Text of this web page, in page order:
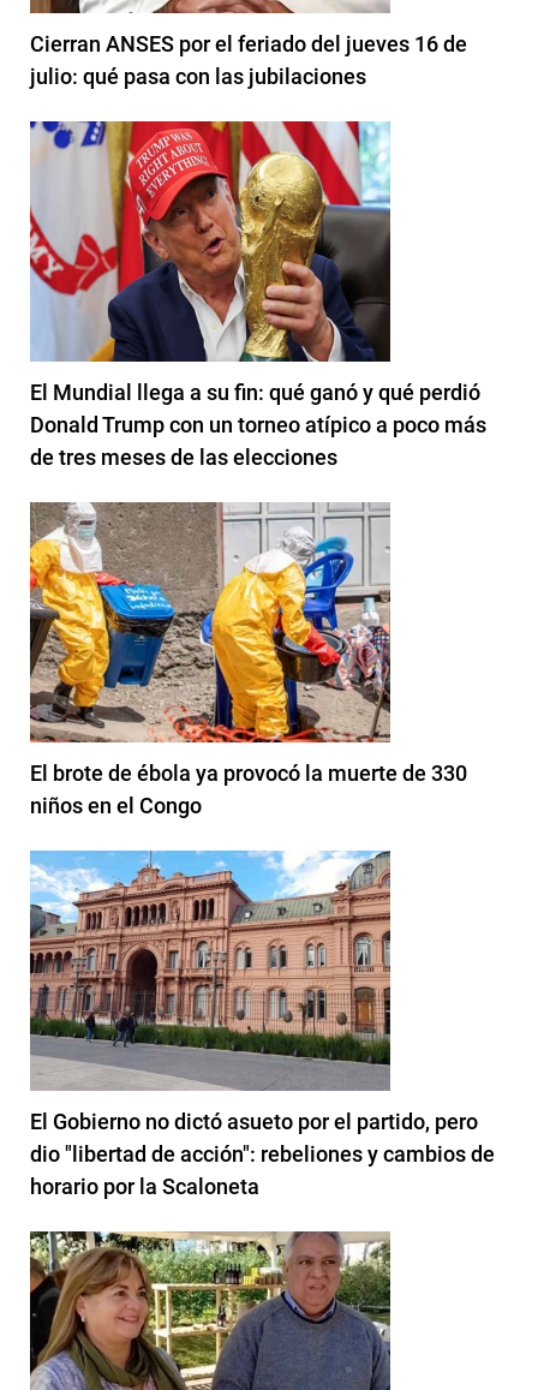
Cierran ANSES por el feriado del jueves 16 de
julio: qué pasa con las jubilaciones
El Mundial llega a su fin: qué ganó y qué perdió
Donald Trump con un torneo atípico a poco más
de tres meses de las elecciones
El brote de ébola ya provocó la muerte de 330
niños en el Congo
El Gobierno no dictó asueto por el partido, pero
dio "libertad de acción": rebeliones y cambios de
horario por la Scaloneta